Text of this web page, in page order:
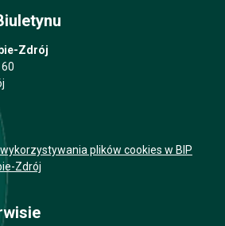
Zdrój
plików cookies w BIP
Zdrój